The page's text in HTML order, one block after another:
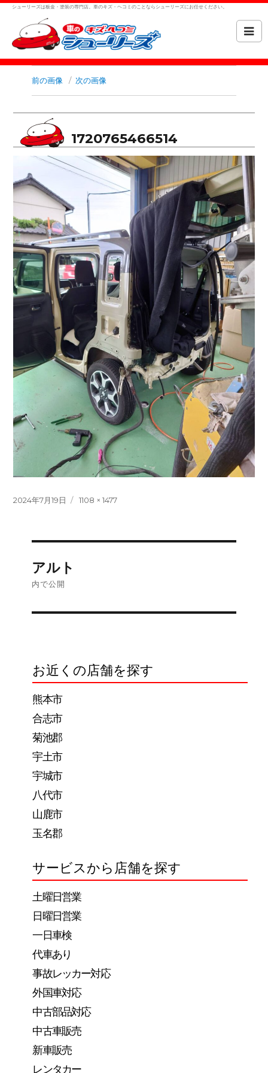
シューリーズは板金・塗装の専門店。車のキズ・ヘコミのことならシューリーズにお任せください。
前の画像 次の画像
1720765466514
投
2024年7月19日
フ
1108 × 1477
稿
ー
シ
ョ
ン
アルト
内で公開
お近くの店舗を探す
熊本市
合志市
菊池郡
宇土市
宇城市
八代市
山鹿市
玉名郡
サービスから店舗を探す
土曜日営業
日曜日営業
一日車検
代車あり
事故レッカー対応
外国車対応
中古部品対応
中古車販売
新車販売
レンタカー